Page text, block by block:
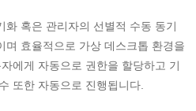
화 혹은 관리자의 선별적 수동 동기
며 효율적으로 가상 데스크톱 환경을
에게 자동으로 권한을 할당하고 기
또한 자동으로 진행됩니다.